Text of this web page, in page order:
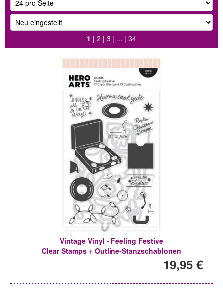
1 | 2 | 3 | ... | 34
Vintage Vinyl - Feeling Festive
Clear Stamps + Outline-Stanzschablonen
19,95 €